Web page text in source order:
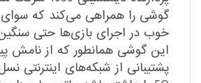
گوشی را همراهی می‌کند که سوای
خوب در اجرای بازی‌ها حتی
این گوشی همانطور که از نامش
پشتیبانی از شبکه‌های اینترنتی